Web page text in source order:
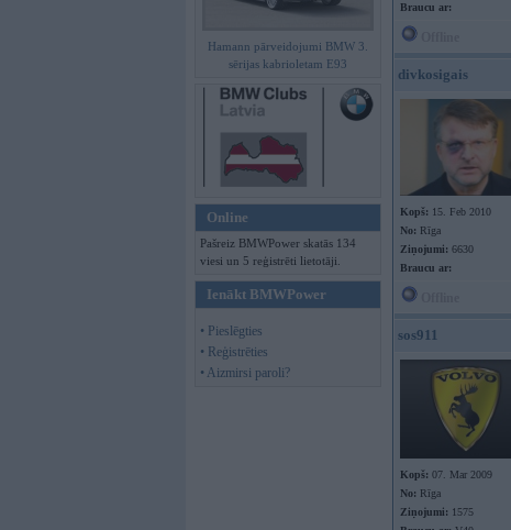
Hamann pārveidojumi BMW 3.
sērijas kabrioletam E93
Online
Pašreiz BMWPower skatās 134
viesi un 5 reģistrēti lietotāji.
Ienākt BMWPower
• Pieslēgties
• Reģistrēties
• Aizmirsi paroli?
Braucu ar:
divkosigais
Kopš: 15. Feb 2010
No: Rīga
Ziņojumi: 6630
Braucu ar:
sos911
Kopš: 07. Mar 2009
No: Rīga
Ziņojumi: 1575